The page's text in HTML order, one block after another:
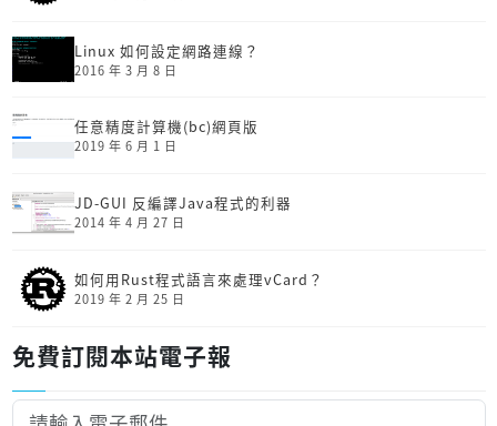
Linux 如何設定網路連線？
2016 年 3 月 8 日
任意精度計算機(bc)網頁版
2019 年 6 月 1 日
JD-GUI 反編譯Java程式的利器
2014 年 4 月 27 日
如何用Rust程式語言來處理vCard？
2019 年 2 月 25 日
免費訂閱本站電子報